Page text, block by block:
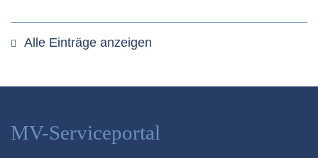
Alle Einträge anzeigen
MV-Serviceportal